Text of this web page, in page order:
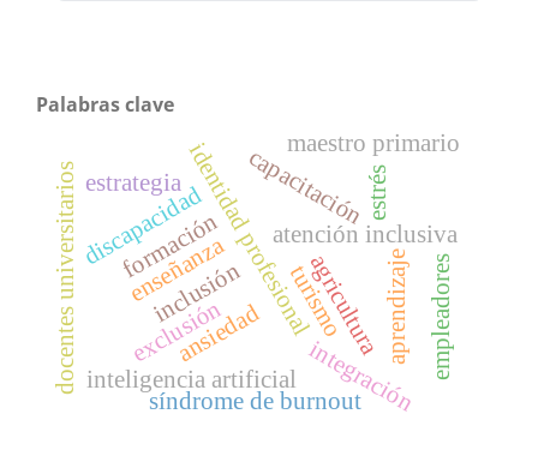
Palabras clave
formación atención inclusiva
identidad profesional
enseñanza aprendizaje
inclusión
exclusión
discapacidad capacitación
inteligencia artificial
estrés
ansiedad
docentes universitarios
síndrome de burnout
maestro primario
agricultura
turismo
integración empleadores
estrategia